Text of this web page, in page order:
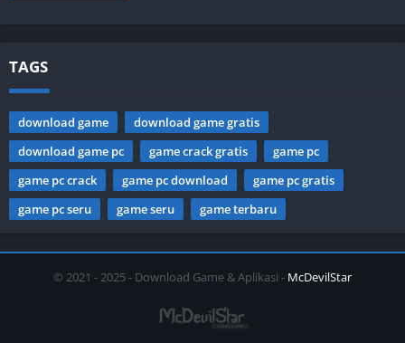
TAGS
download game
download game gratis
download game pc
game crack gratis
game pc
game pc crack
game pc download
game pc gratis
game pc seru
game seru game terbaru
© 2021 - 2025 - Download Game & Aplikasi - McDevilStar